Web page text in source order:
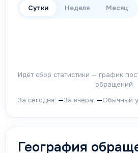
Сутки Неделя Месяц
Идёт сбор статистики — график
обращений
За сегодня: —За вчера: —Обычный
География